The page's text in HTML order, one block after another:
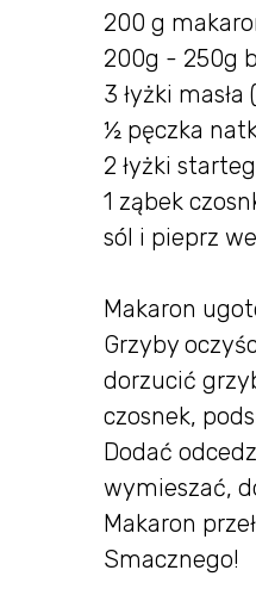
200 g
200g - 250g
3 łyżki masła
½ pęczka
2 łyżki
1 ząbek
sól i pieprz
Makaron
Grzyby
dorzucić
czosnek,
Dodać
wymieszać,
Makaron
Smacznego!